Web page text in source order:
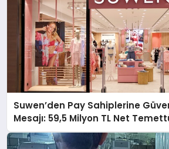
Suwen’den Pay Sahiplerine
Mesajı: 59,5 Milyon TL Net